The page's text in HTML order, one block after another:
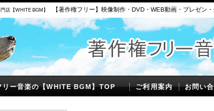
店【WHITE BGM】 【著作権フリー】映像制作・DVD・WEB動画・プレゼン
リー音楽の【WHITE BGM】TOP ご利用案内 お問い